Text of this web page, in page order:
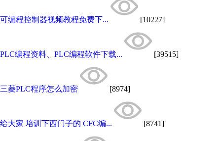
可编程控制器视频教程免费下... [10227]
PLC编程资料、PLC编程软件下载... [39515]
三菱PLC程序怎么加密 [8974]
给大家 培训下西门子的 CFC编... [8741]